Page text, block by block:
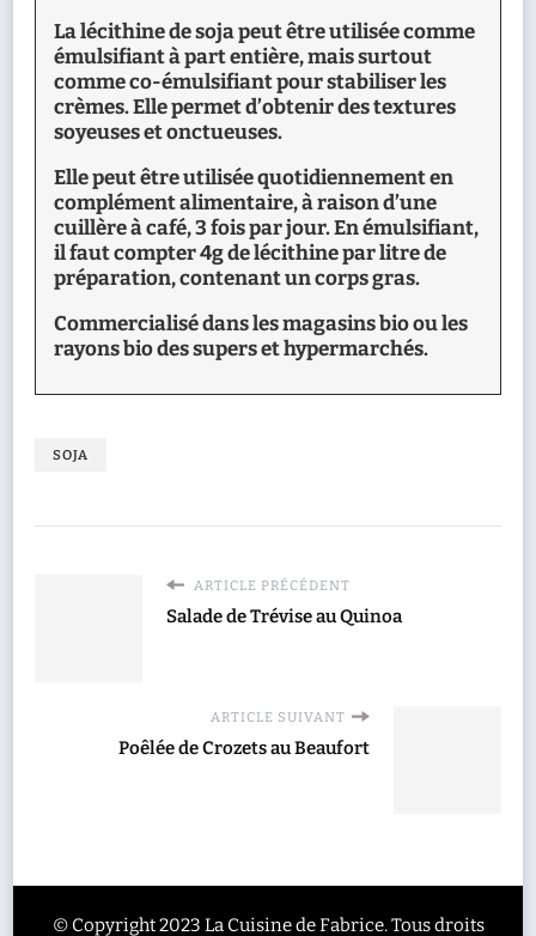
La lécithine de soja peut être utilisée comme
émulsifiant à part entière, mais surtout
comme co-émulsifiant pour stabiliser les
crèmes. Elle permet d’obtenir des textures
soyeuses et onctueuses.
Elle peut être utilisée quotidiennement en
complément alimentaire, à raison d’une
cuillère à café, 3 fois par jour. En émulsifiant,
il faut compter 4g de lécithine par litre de
préparation, contenant un corps gras.
Commercialisé dans les magasins bio ou les
rayons bio des supers et hypermarchés.
SOJA
ARTICLE PRÉCÉDENT
Salade de Trévise au Quinoa
ARTICLE SUIVANT
Poêlée de Crozets au Beaufort
© Copyright 2023 La Cuisine de Fabrice. Tous droits